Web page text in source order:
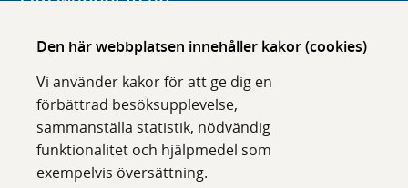
Den här webbplatsen innehåller kakor (cookies)
Vi använder kakor för att ge dig en
förbättrad besöksupplevelse,
sammanställa statistik, nödvändig
funktionalitet och hjälpmedel som
exempelvis översättning.
Om karolinska.se
Tillgänglighet
Om cookies
Följ oss i sociala medier